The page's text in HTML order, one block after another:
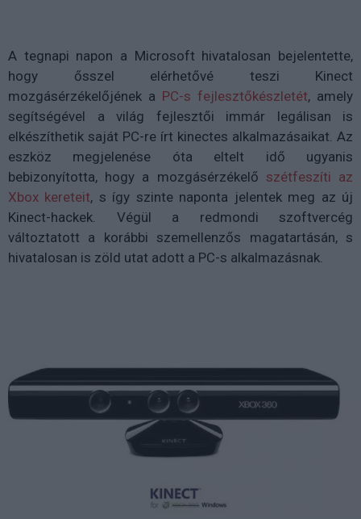
A tegnapi napon a Microsoft hivatalosan bejelentette,
hogy ősszel elérhetővé teszi Kinect
mozgásérzékelőjének a PC-s fejlesztőkészletét, amely
segítségével a világ fejlesztői immár legálisan is
elkészíthetik saját PC-re írt kinectes alkalmazásaikat. Az
eszköz megjelenése óta eltelt idő ugyanis
bebizonyította, hogy a mozgásérzékelő szétfeszíti az
Xbox kereteit, s így szinte naponta jelentek meg az új
Kinect-hackek. Végül a redmondi szoftvercég
változtatott a korábbi szemellenzős magatartásán, s
hivatalosan is zöld utat adott a PC-s alkalmazásnak.